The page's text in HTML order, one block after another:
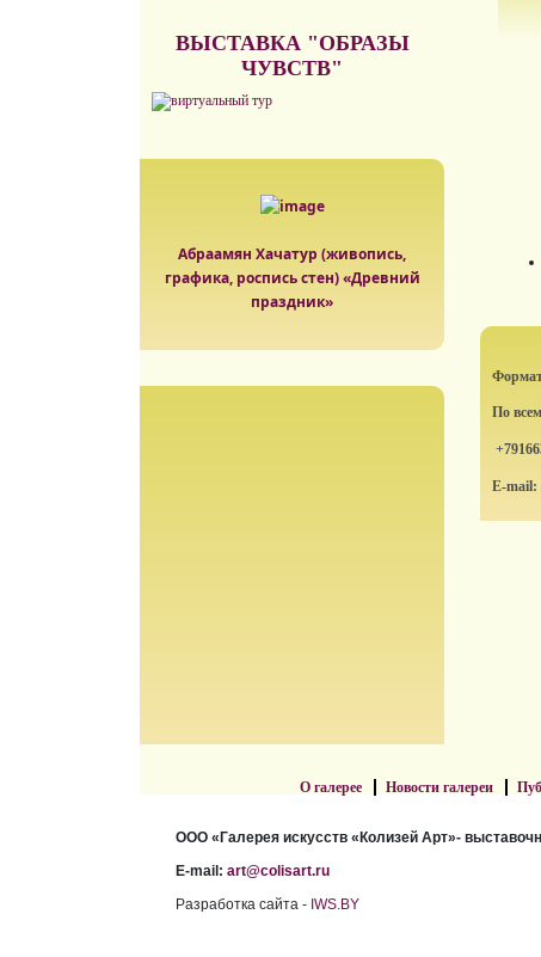
ВЫСТАВКА "ОБРАЗЫ
ЧУВСТВ"
Абраамян Хачатур (живопись,
графика, роспись стен) «Древний
праздник»
По
E-mail:
О галерее Новости галереи
ООО «Галерея искусств «Колизей Арт»-
E-mail: art@colisart.ru
Разработка сайта - IWS.BY